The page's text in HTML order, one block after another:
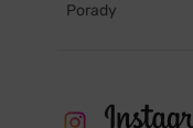
Porady